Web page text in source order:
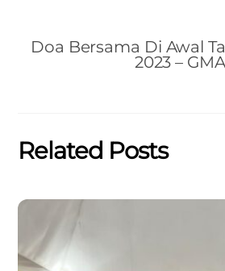
Doa Bersama Di Awal
2023 –
Related Posts